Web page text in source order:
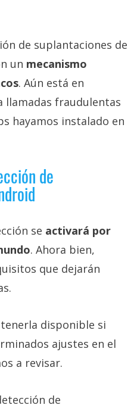
de suplantaciones de
un mecanismo
. Aún está en
llamadas fraudulentas
hayamos instalado en
de
se activará por
. Ahora bien,
que dejarán
disponible si
ajustes en el
a revisar.
de